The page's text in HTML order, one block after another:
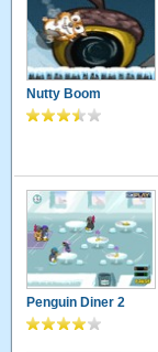
Nutty Boom
Penguin Diner 2